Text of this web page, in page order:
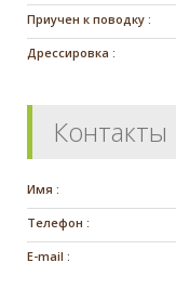
Приучен к поводку :
Дрессировка :
Контакты
Имя :
Телефон :
E-mail :